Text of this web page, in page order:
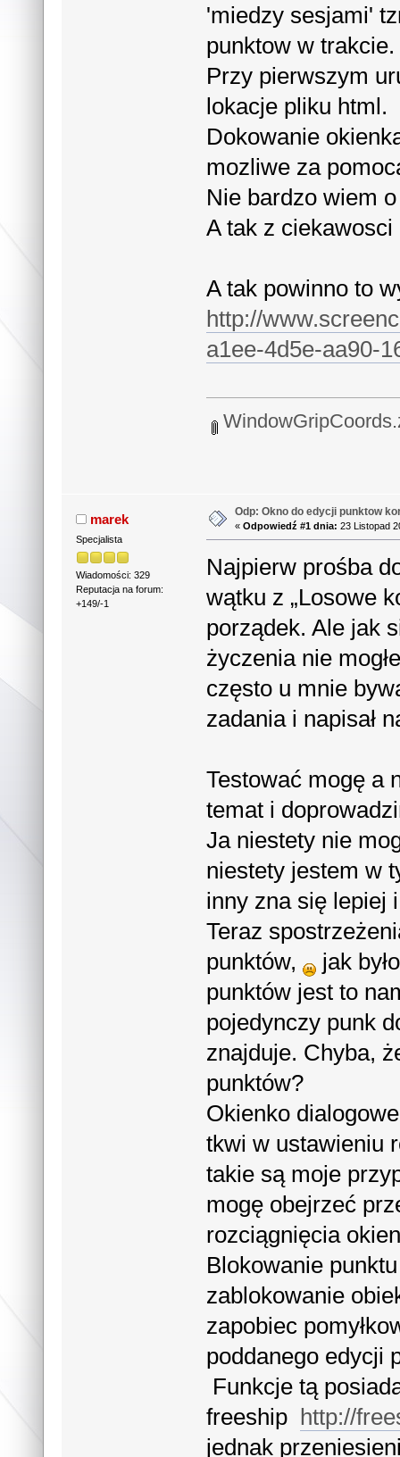
'miedzy sesjami'
punktow w
Przy pierwszym
lokacje pliku html.
Dokowanie
mozliwe za
Nie bardzo wiem
A tak z
A tak powinno to
http://
a1ee-4d5e-aa90-
marek
Specjalista
Wiadomości: 329
Reputacja na forum:
+149/-1
Odp: Okno do edycji punktow
«Odpowiedź #1 dnia: 23 Listopad
Najpierw prośba
wątku z „Losowe
porządek. Ale jak
życzenia nie
często u mnie
zadania i
Testować mogę a
temat i
Ja niestety nie
niestety jestem w
inny zna się lepiej
Teraz
punktów,
jak
punktów jest to
pojedynczy punk
znajduje. Chyba,
punktów?
Okienko
tkwi w ustawieniu
takie są moje
mogę obejrzeć
rozciągnięcia
Blokowanie
zablokowanie
zapobiec
poddanego edycji
Funkcje tą
freeship http://
jednak